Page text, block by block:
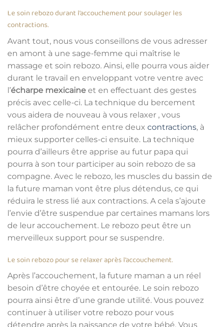
Le soin rebozo durant l’accouchement pour soulager les
contractions.
Avant tout, nous vous conseillons de vous adresser
en amont à une sage-femme qui maîtrise le
massage et soin rebozo. Ainsi, elle pourra vous aider
durant le travail en enveloppant votre ventre avec
l’écharpe mexicaine et en effectuant des gestes
précis avec celle-ci. La technique du bercement
vous aidera de nouveau à vous relaxer , vous
relâcher profondément entre deux contractions, à
mieux supporter celles-ci ensuite. La technique
pourra d’ailleurs être apprise au futur papa qui
pourra à son tour participer au soin rebozo de sa
compagne. Avec le rebozo, les muscles du bassin de
la future maman vont être plus détendus, ce qui
réduira le stress lié aux contractions. A cela s’ajoute
l’envie d’être suspendue par certaines mamans lors
de leur accouchement. Le rebozo peut être un
merveilleux support pour se suspendre.
Le soin rebozo pour se relaxer après l’accouchement.
Après l’accouchement, la future maman a un réel
besoin d’être choyée et entourée. Le soin rebozo
pourra ainsi être d’une grande utilité. Vous pouvez
continuer à utiliser votre rebozo pour vous
détendre après la naissance de votre bébé. Vous